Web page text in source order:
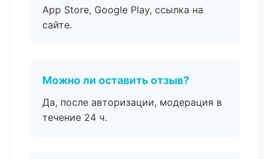
App Store, Google Play, ссылка на
сайте.
Можно ли оставить отзыв?
Да, после авторизации, модерация в
течение 24 ч.